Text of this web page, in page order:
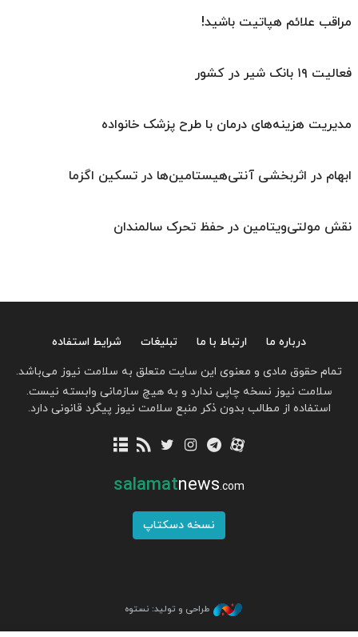
مراقب علائم هپاتیت باشید!
فعالیت ۱۹ بانک شیر در کشور
مدیریت هزینه‌های درمان با طرح پزشک خانواده
ابهام در اثربخشی آنتی‌هیستامین‌ها در تسکین اگزما
نقش مولتی‌ویتامین در حفظ تحرک سالمندان
درباره ما ارتباط با ما تبلیغات
شرایط استفاده
تمام حقوق مادی و معنوی این سایت متعلق به سلامت نیوز می‌باشد.
سلامت نیوز نسخه چاپی ندارد و به هیچ سازمانی وابسته نیست.
استفاده از مطالب بدون ذکر منبع سلامت نیوز پیگرد قانونی دارد.
salamatnews.com
نسخه دسکتاپ
طراحی و تولید: نستوه